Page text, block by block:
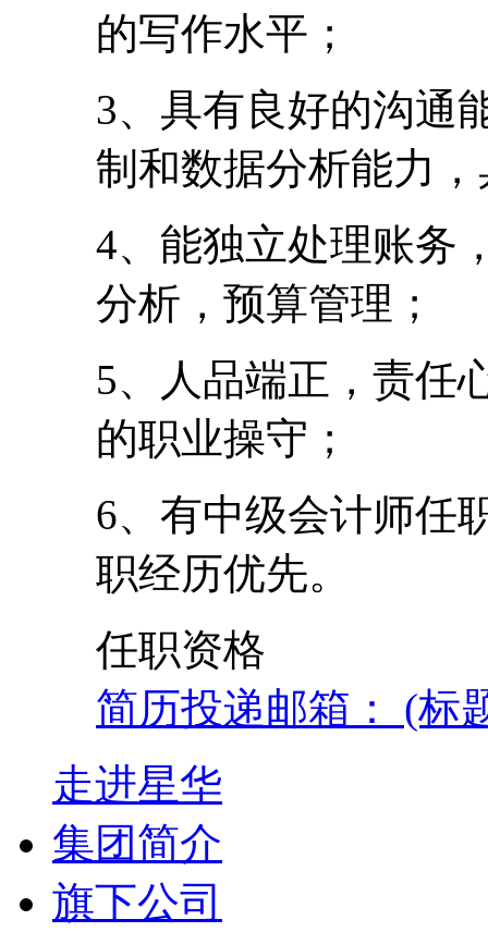
的写作水平；
3、具有良好的沟通
制和数据分析能力
4、能独立处理账务
分析，预算管理；
5、人品端正，责任
的职业操守；
6、有中级会计师任
职经历优先。
任职资格
简历投递邮箱： (标
走进星华
集团简介
旗下公司